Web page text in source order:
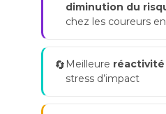
diminution du
chez les coureurs
🔄 Meilleure
stress d’impact